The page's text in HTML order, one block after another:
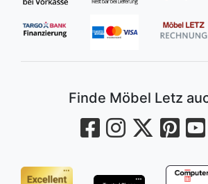
Finde Möbel Letz